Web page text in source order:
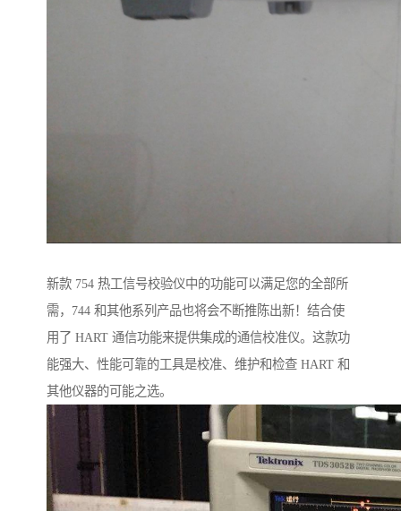
新款 754 热工信号校验仪中的功能可以满足您的全部所
需，744 和其他系列产品也将会不断推陈出新！结合使
用了 HART 通信功能来提供集成的通信校准仪。这款功
能强大、性能可靠的工具是校准、维护和检查 HART 和
其他仪器的可能之选。